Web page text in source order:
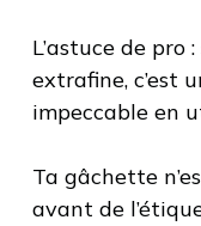
L’astuce de pro
extrafine, c’est
impeccable en
Ta gâchette
avant de